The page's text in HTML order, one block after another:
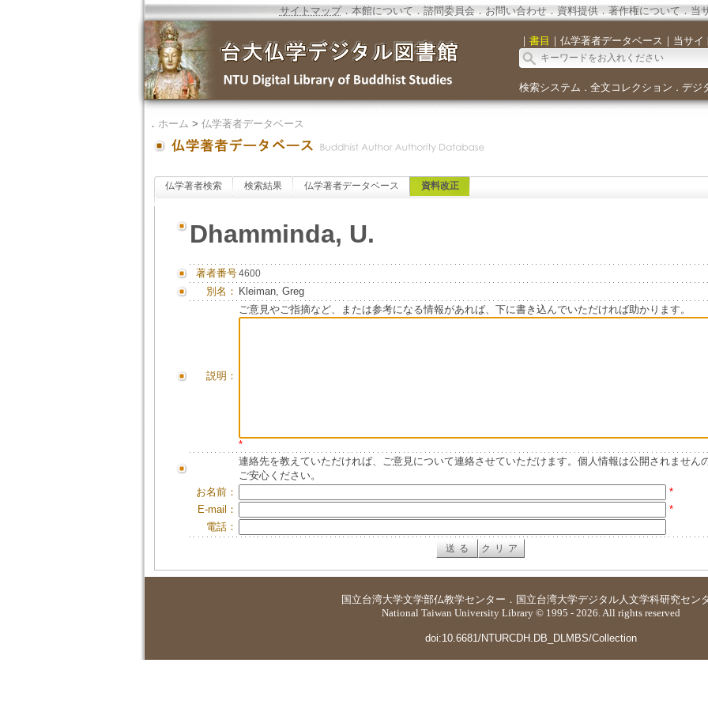
サイトマップ．本館について．諮問委員会． お問い合わせ． 資料提供．著作権について．当
｜ 書目 ｜ 仏学著者データベース ｜ 当サイ
検索システム ． 全文コレクション ． デジ
． ホーム > 仏学著者データベース
仏学著者検索 検索結果 仏学著者データベース 資料改正
Dhamminda, U.
著者番号4600
別名： Kleiman, Greg
説明：
ご意見やご指摘など、または参考になる情報があれば、下に書き込んでいただければ助かります。
*
連絡先を教えていただければ、ご意見について連絡させていただけます。個人情報は公開されません
ご安心ください。
お名前：
*
E-mail：
*
電話：
国立台湾大学文学部仏教学センター ． 国立台湾大学デジタル人文学科研究セン
National Taiwan University Library © 1995 - 2026. All rights reserved
doi:10.6681/NTURCDH.DB_DLMBS/Collection